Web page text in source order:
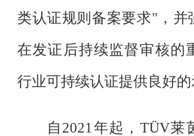
类认证规则备案要求"，并
在发证后持续监督审核的
行业可持续认证提供良好的
自 2021年起，TÜV莱